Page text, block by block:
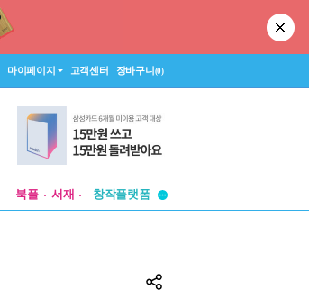
마이페이지 고객센터 장바구니(0)
북플 서재
창작플랫폼